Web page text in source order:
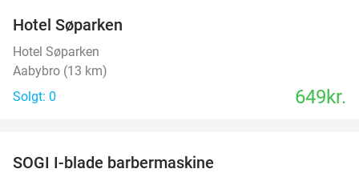
Hotel Søparken
Hotel Søparken
Aabybro (13 km)
Solgt: 0
649kr.
SOGI I-blade barbermaskine